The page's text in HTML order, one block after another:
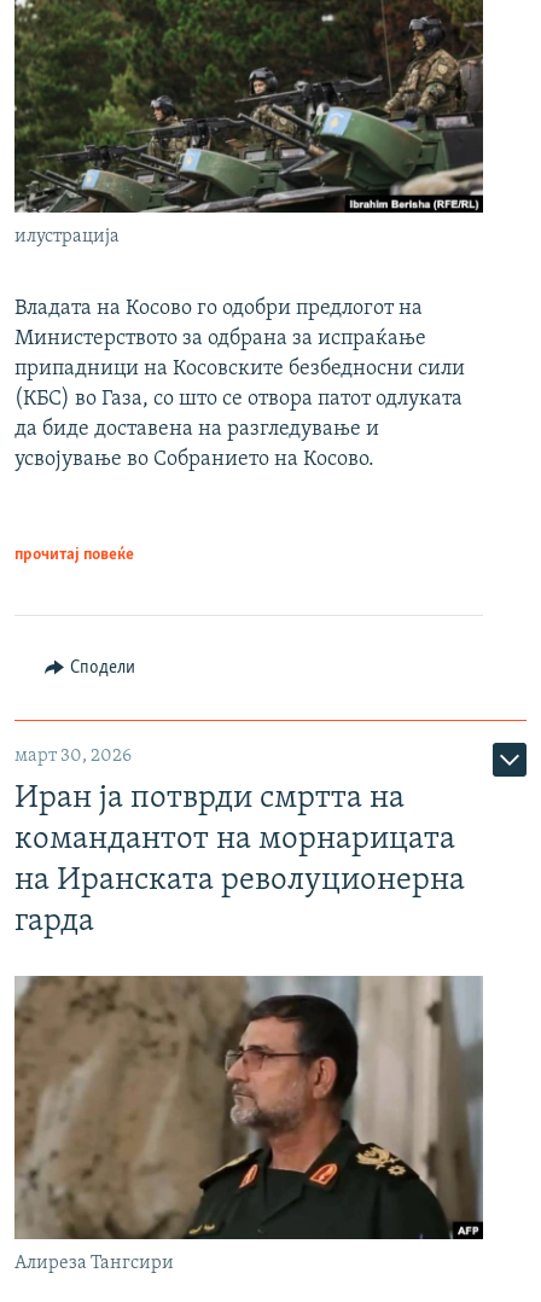
илустрација
Владата на Косово го одобри предлогот на
Министерството за одбрана за испраќање
припадници на Косовските безбедносни сили
(КБС) во Газа, со што се отвора патот одлуката
да биде доставена на разгледување и
усвојување во Собранието на Косово.
прочитај повеќе
Сподели
март 30, 2026
Иран ја потврди смртта на
командантот на морнарицата
на Иранската револуционерна
гарда
Алиреза Тангсири